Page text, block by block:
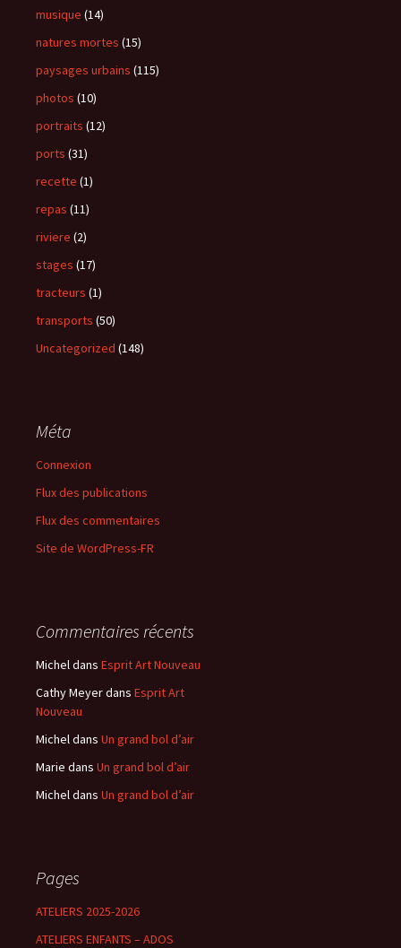
musique (14)
natures mortes (15)
paysages urbains (115)
photos (10)
portraits (12)
ports (31)
recette (1)
repas (11)
riviere (2)
stages (17)
tracteurs (1)
transports (50)
Uncategorized (148)
Méta
Connexion
Flux des publications
Flux des commentaires
Site de WordPress-FR
Commentaires récents
Micheldans Esprit Art Nouveau
Cathy Meyerdans Esprit Art
Nouveau
Micheldans Un grand bol d’air
Marie dans Un grand bol d’air
Micheldans Un grand bol d’air
Pages
ATELIERS 2025-2026
ATELIERS ENFANTS – ADOS